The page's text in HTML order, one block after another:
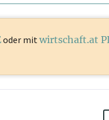
oder mit wirtschaft.at